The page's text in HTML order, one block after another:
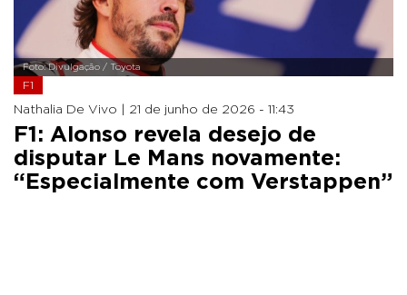
Foto: Divulgação / Toyota
F1
Nathalia De Vivo | 21 de junho de 2026 - 11:43
F1: Alonso revela desejo de
disputar Le Mans novamente:
“Especialmente com Verstappen”